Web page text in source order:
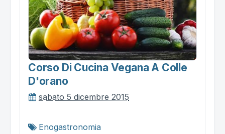
Corso Di Cucina Vegana A Colle
D'orano
sabato 5 dicembre 2015
Enogastronomia